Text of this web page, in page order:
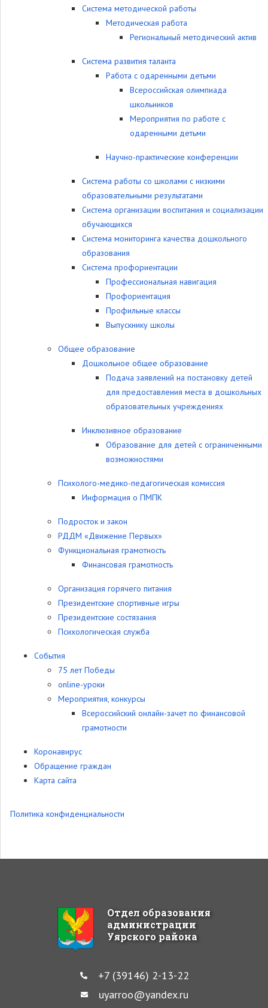
Система методической работы
Методическая работа
Региональный методический актив
Система развития таланта
Работа с одаренными детьми
Всероссийская олимпиада
школьников
Мероприятия по работе с
одаренными детьми
Научно-практические конференции
Система работы со школами с низкими
образовательными результатами
Система организации воспитания и социализации
обучающихся
Система мониторинга качества дошкольного
образования
Система профориентации
Профессиональная навигация
Профориентация
Профильные классы
Выпускнику школы
Общее образование
Дошкольное общее образование
Подача заявлений на постановку детей
для предоставления места в дошкольных
образовательных учреждениях
Инклюзивное образование
Образование для детей с ограниченными
возможностями
Психолого-медико-педагогическая комиссия
Информация о ПМПК
Подросток и закон
РДДМ «Движение Первых»
Функциональная грамотность
Финансовая грамотность
Организация горячего питания
Президентские спортивные игры
Президентские состязания
Психологическая служба
События
75 лет Победы
online-уроки
Мероприятия, конкурсы
Всероссийский онлайн-зачет по финансовой
грамотности
Коронавирус
Обращение граждан
Карта сайта
Политика конфиденциальности
Отдел образования
администрации
Уярского района
+7 (39146) 2-13-22
uyarroo@yandex.ru